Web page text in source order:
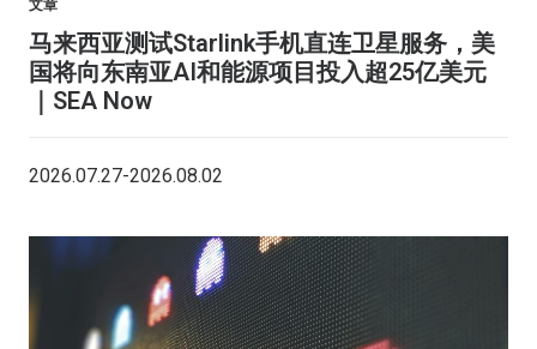
文章
马来西亚测试Starlink手机直连卫星服务，美
国将向东南亚AI和能源项目投入超25亿美元
｜SEA Now
2026.07.27-2026.08.02